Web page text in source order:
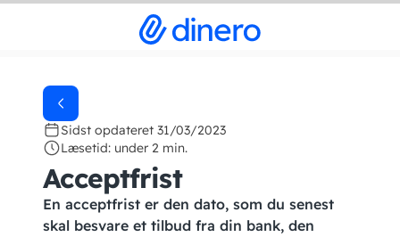
Sidst opdateret 31/03/2023
Læsetid: under 2 min.
Acceptfrist
En acceptfrist er den dato, som du senest
skal besvare et tilbud fra din bank, den